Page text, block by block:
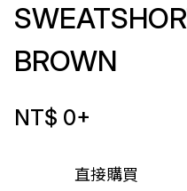
直接購買
BROWN
NT$ 0+